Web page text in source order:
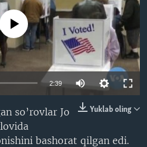
currently available
2:39
Yuklab oling
so’rovlar Jo
bashorat qilgan edi.